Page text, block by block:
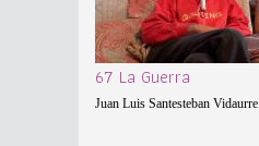
67 La Guerra
Juan Luis Santesteban Vidaurre